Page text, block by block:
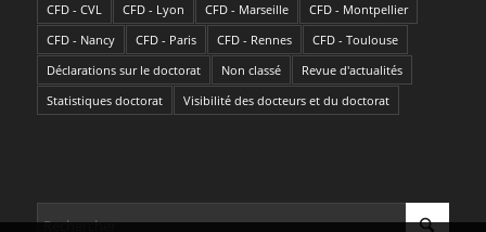
CFD - CVL
CFD - Lyon CFD - Marseille
CFD - Montpellier
CFD - Nancy
CFD - Paris CFD - Rennes
CFD - Toulouse
Déclarations sur le doctorat
Non classé
Revue d'actualités
Statistiques doctorat
Visibilité des docteurs et du doctorat